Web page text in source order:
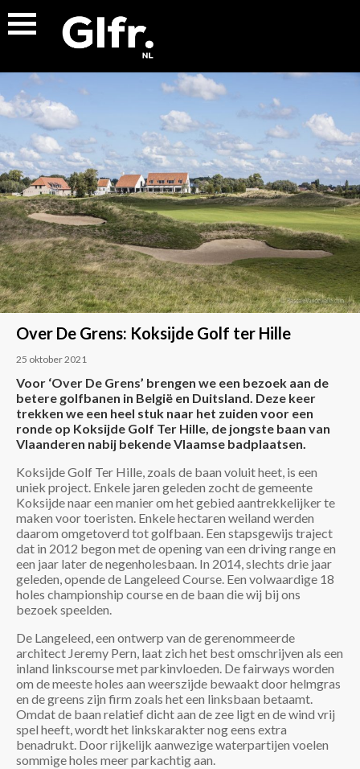
Over De Grens: Koksijde Golf ter Hille
25 oktober 2021
Voor ‘Over De Grens’ brengen we een bezoek aan de
betere golfbanen in België en Duitsland. Deze keer
trekken we een heel stuk naar het zuiden voor een
ronde op Koksijde Golf Ter Hille, de jongste baan van
Vlaanderen nabij bekende Vlaamse badplaatsen.
Koksijde Golf Ter Hille, zoals de baan voluit heet, is een
uniek project. Enkele jaren geleden zocht de gemeente
Koksijde naar een manier om het gebied aantrekkelijker te
maken voor toeristen. Enkele hectaren weiland werden
daarom omgetoverd tot golfbaan. Een stapsgewijs traject
dat in 2012 begon met de opening van een driving range en
een jaar later de negenholesbaan. In 2014, slechts drie jaar
geleden, opende de Langeleed Course. Een volwaardige 18
holes championship course en de baan die wij bij ons
bezoek speelden.
De Langeleed, een ontwerp van de gerenommeerde
architect Jeremy Pern, laat zich het best omschrijven als een
inland linkscourse met parkinvloeden. De fairways worden
om de meeste holes aan weerszijde bewaakt door helmgras
en de greens zijn firm zoals het een linksbaan betaamt.
Omdat de baan relatief dicht aan de zee ligt en de wind vrij
spel heeft, wordt het linkskarakter nog eens extra
benadrukt. Door rijkelijk aanwezige waterpartijen voelen
sommige holes meer parkachtig aan.